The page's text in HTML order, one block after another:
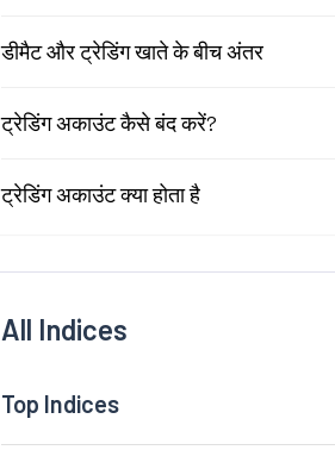
डीमैट और ट्रेडिंग खाते के बीच अंतर
ट्रेडिंग अकाउंट कैसे बंद करें?
ट्रेडिंग अकाउंट क्या होता है
All Indices
Top Indices